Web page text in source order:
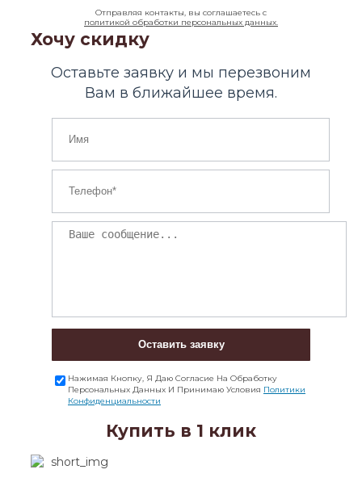
Отправляя контакты, вы соглашаетесь с
политикой обработки персональных данных.
Хочу скидку
Оставьте заявку и мы перезвоним
Вам в ближайшее время.
Оставить заявку
Нажимая Кнопку, Я Даю Согласие На Обработку
Персональных Данных И Принимаю Условия Политики
Конфиденциальности
Купить в 1 клик